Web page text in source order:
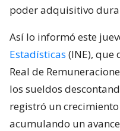
poder adquisitivo
Así lo informó este
Estadísticas (INE), que
Real de
los sueldos
registró un crecimiento
acumulando un